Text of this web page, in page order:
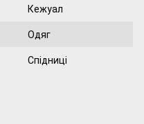
Кежуал
Одяг
Спідниці